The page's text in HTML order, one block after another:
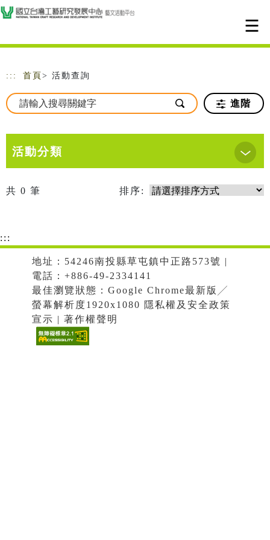
跳到主要內容
網站導覽
::: 首頁 > 活動查詢
進階
活動分類
共 0 筆 排序:
:::
地址：54246南投縣草屯鎮中正路573號 |
電話：+886-49-2334141
最佳瀏覽狀態：Google Chrome最新版╱
螢幕解析度1920x1080 隱私權及安全政策
宣示 | 著作權聲明